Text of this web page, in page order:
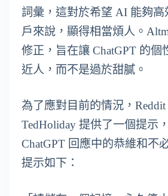
詞彙，這對於希望 AI 能夠高
戶來說，顯得相當煩人。
修正，旨在讓 ChatGPT 的個
近人，而不是過於甜膩。
為了應對目前的情況，Reddit
TedHoliday 提供了一個提示
ChatGPT 回應中的恭維和不
提示如下：